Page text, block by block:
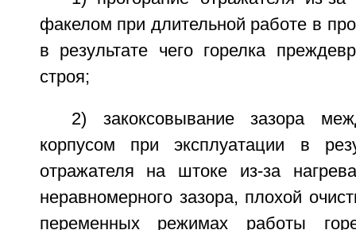
факелом при длительной работе в
в результате чего горелка
строя;
2) закоксовывание зазора
корпусом при эксплуатации в
отражателя на штоке из-за
неравномерного зазора, плохой
переменных режимах работы